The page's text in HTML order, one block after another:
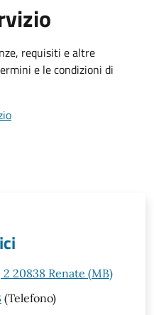
requisiti e altre
e le condizioni di
20838 Renate (MB)
(Telefono)